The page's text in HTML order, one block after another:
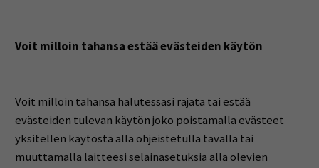
Voit milloin tahansa estää evästeiden käytön
Voit milloin tahansa halutessasi rajata tai estää
evästeiden tulevan käytön joko poistamalla evästeet
yksitellen käytöstä alla ohjeistetulla tavalla tai
muuttamalla laitteesi selainasetuksia alla olevien